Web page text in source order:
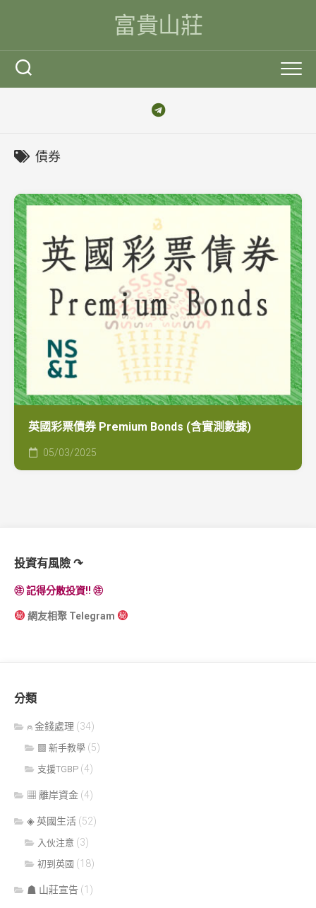
富貴山莊
債券
英國彩票債券 Premium Bonds (含實測數據)
05/03/2025
投資有風險 ↷
㊟ 記得分散投資!! ㊟
網友相聚 Telegram
分類
⍝ 金錢處理 (34)
▩ 新手教學 (5)
支援TGBP (4)
▦ 離岸資金 (4)
◈ 英國生活 (52)
入伙注意 (3)
初到英國 (18)
☗ 山莊宣告 (1)